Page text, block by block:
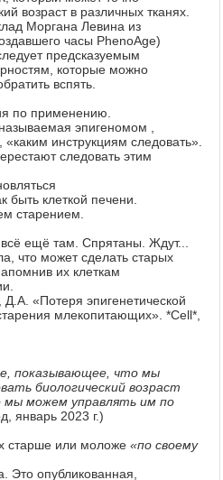
возраст в различных тканях.
Моргана Левина из
часы PhenoAge)
предсказуемым
которые можно
вспять.
по применению.
эпигеномом ,
инструкциям следовать».
следовать этим
быть клеткой печени.
старением.
ещё там. Спрятаны. Ждут...
что может сделать старых
их клеткам
«Потеря эпигенетической
млекопитающих». *Cell*,
показывающее, что мы
биологический возраст
мы можем управлять им по
январь 2023 г.)
старше или моложе «по своему
Это опубликованная,